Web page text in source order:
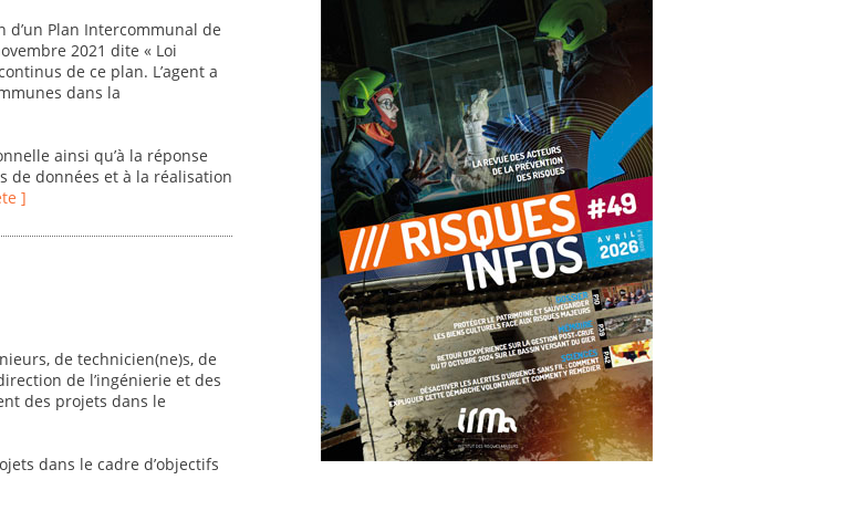
Plan Intercommunal de
2021 dite « Loi
de ce plan. L’agent a
dans la
ainsi qu’à la réponse
de données et à la réalisation
]
de technicien(ne)s, de
de l’ingénierie et des
des projets dans le
dans le cadre d’objectifs